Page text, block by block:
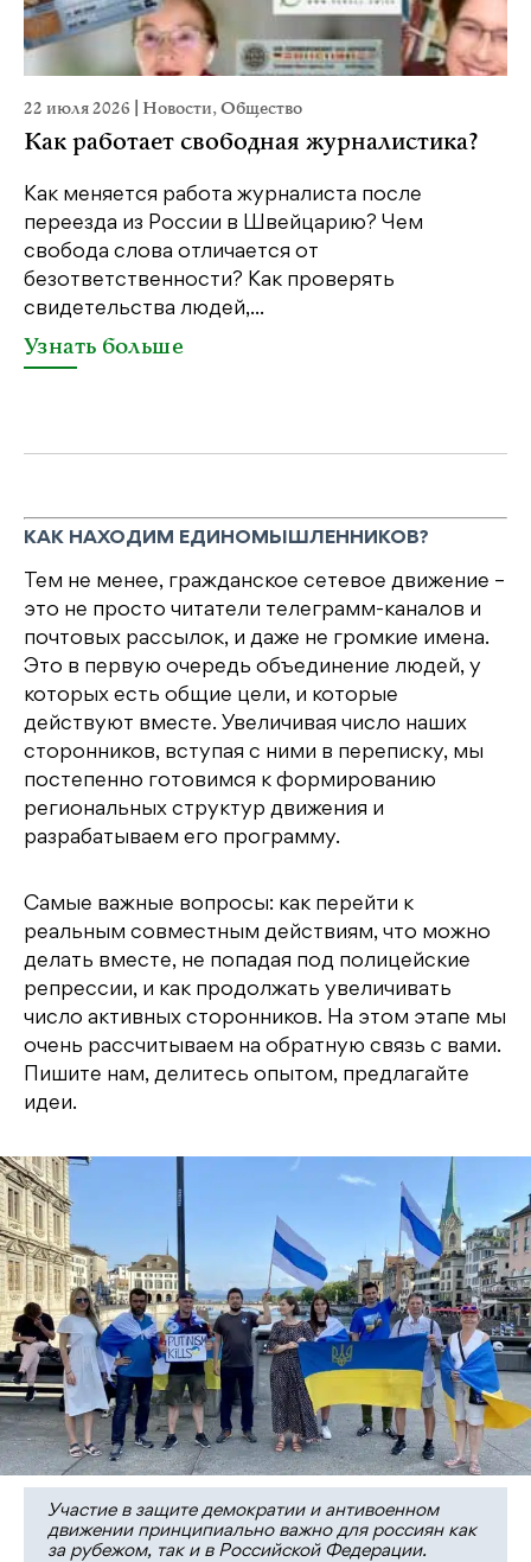
22 июля 2026 Новости,Общество
Как работает свободная журналистика?
Как меняется работа журналиста после
переезда из России в Швейцарию? Чем
свобода слова отличается от
безответственности? Как проверять
свидетельства людей,...
Узнать больше
КАК НАХОДИМ ЕДИНОМЫШЛЕННИКОВ?
Тем не менее, гражданское сетевое движение –
это не просто читатели телеграмм-каналов и
почтовых рассылок, и даже не громкие имена.
Это в первую очередь объединение людей, у
которых есть общие цели, и которые
действуют вместе. Увеличивая число наших
сторонников, вступая с ними в переписку, мы
постепенно готовимся к формированию
региональных структур движения и
разрабатываем его программу.
Самые важные вопросы: как перейти к
реальным совместным действиям, что можно
делать вместе, не попадая под полицейские
репрессии, и как продолжать увеличивать
число активных сторонников. На этом этапе мы
очень рассчитываем на обратную связь с вами.
Пишите нам, делитесь опытом, предлагайте
идеи.
Участие в защите демократии и антивоенном
движении принципиально важно для россиян как
за рубежом, так и в Российской Федерации.